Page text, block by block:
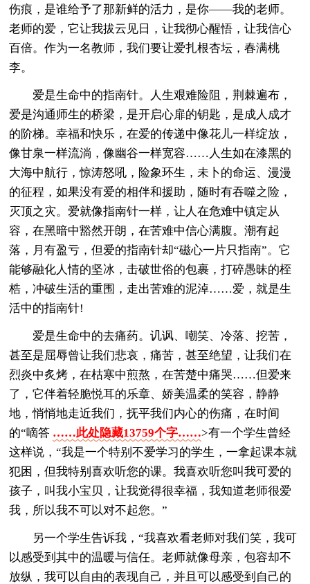
伤痕，是谁给予了那新鲜的活力，是你——我的老师。
老师的爱，它让我拔云见日，让我彻心醒悟，让我信心
百倍。作为一名教师，我们要让爱扎根杏坛，春满桃
李。
爱是生命中的指南针。人生艰难险阻，荆棘遍布，
爱是沟通师生的桥梁，是开启心扉的钥匙，是成人成才
的阶梯。幸福和快乐，在爱的传递中像花儿一样绽放，
像甘泉一样流淌，像幽谷一样宽容……人生如在漆黑的
大海中航行，惊涛怒吼，险象环生，未卜的命运、漫漫
的征程，如果没有爱的相伴和援助，随时有吞噬之险，
灭顶之灾。爱就像指南针一样，让人在危难中镇定从
容，在黑暗中豁然开朗，在苦难中信心满腹。潮有起
落，月有盈亏，但爱的指南针却“磁心一片只指南”。它
能够融化人情的坚冰，击破世俗的包裹，打碎愚昧的桎
梏，冲破生活的重围，走出苦难的泥淖……爱，就是生
活中的指南针!
爱是生命中的去痛药。讥讽、嘲笑、冷落、挖苦，
甚至是屈辱曾让我们悲哀，痛苦，甚至绝望，让我们在
烈炎中炙烤，在枯寒中煎熬，在苦楚中痛哭……但爱来
了，它伴着轻脆悦耳的乐章、娇美温柔的笑容，静静
地，悄悄地走近我们，抚平我们内心的伤痛，在时间
的“嘀答 ……此处隐藏13759个字……>有一个学生曾经
这样说，“我是一个特别不爱学习的学生，一拿起课本就
犯困，但我特别喜欢听您的课。我喜欢听您叫我可爱的
孩子，叫我小宝贝，让我觉得很幸福，我知道老师很爱
我，所以我不可以对不起您。”
另一个学生告诉我，“我喜欢看老师对我们笑，我可
以感受到其中的温暖与信任。老师就像母亲，包容却不
放纵，我可以自由的表现自己，并且可以感受到自己的